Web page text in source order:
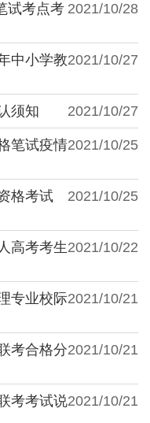
2021/10/28
试考点考
2021/10/27
中小学教
2021/10/27
须知
2021/10/25
笔试疫情
2021/10/25
格考试
2021/10/22
高考考生
2021/10/21
专业校际
2021/10/21
考合格分
2021/10/21
考考试说